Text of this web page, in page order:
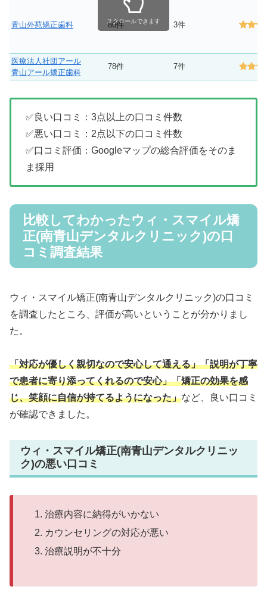
青山外苑矯正歯科 80件 3件
医療法人社団アール
青山アール矯正歯科
78件 7件
スクロールできます
✅良い口コミ：3点以上の口コミ件数
✅悪い口コミ：2点以下の口コミ件数
✅口コミ評価：Googleマップの総合評価をそのま
ま採用
比較してわかったウィ・スマイル矯
正(南青山デンタルクリニック)の口
コミ調査結果
ウィ・スマイル矯正(南青山デンタルクリニック)の口コミ
を調査したところ、評価が高いということが分かりまし
た。
「対応が優しく親切なので安心して通える」「説明が丁寧
で患者に寄り添ってくれるので安心」「矯正の効果を感
じ、笑顔に自信が持てるようになった」など、良い口コミ
が確認できました。
ウィ・スマイル矯正(南青山デンタルクリニッ
ク)の悪い口コミ
治療内容に納得がいかない
カウンセリングの対応が悪い
治療説明が不十分